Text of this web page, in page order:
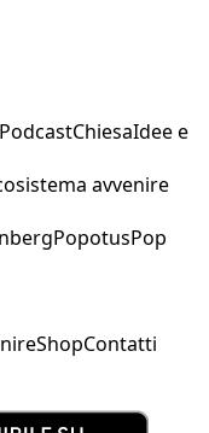
PodcastChiesaIdee e
avvenire
PopotusPop
ShopContatti